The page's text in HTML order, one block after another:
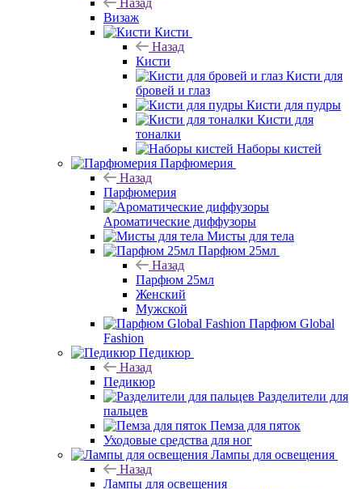
Назад
Визаж
Кисти
Назад
Кисти
Кисти для
бровей и глаз
Кисти для пудры
Кисти для
тоналки
Наборы кистей
Парфюмерия
Назад
Парфюмерия
Ароматические диффузоры
Мисты для тела
Парфюм 25мл
Назад
Парфюм 25мл
Женский
Мужской
Парфюм Global
Fashion
Педикюр
Назад
Педикюр
Разделители для
пальцев
Пемза для пяток
Уходовые средства для ног
Лампы для освещения
Назад
Лампы для освещения